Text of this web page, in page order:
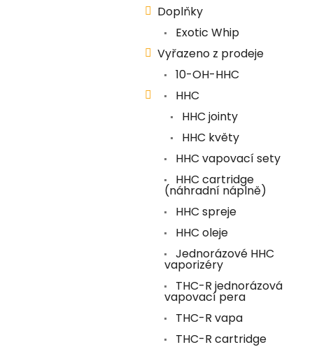
Doplňky
Exotic Whip
Vyřazeno z prodeje
10-OH-HHC
HHC
HHC jointy
HHC květy
HHC vapovací sety
HHC cartridge
(náhradní náplně)
HHC spreje
HHC oleje
Jednorázové HHC
vaporizéry
THC-R jednorázová
vapovací pera
THC-R vapa
THC-R cartridge